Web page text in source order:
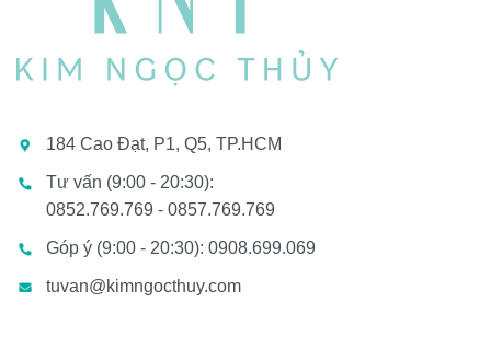
184 Cao Đạt, P1, Q5, TP.HCM
Tư vấn (9:00 - 20:30):
0852.769.769 - 0857.769.769
Góp ý (9:00 - 20:30): 0908.699.069
tuvan@kimngocthuy.com